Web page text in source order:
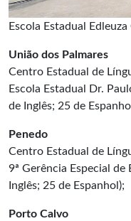
Escola Estadual
União dos Palmares
Centro Estadual de
Escola Estadual Dr.
de Inglês; 25 de
Penedo
Centro Estadual de
9ª Gerência Especial de
Inglês; 25 de Espanhol);
Porto Calvo